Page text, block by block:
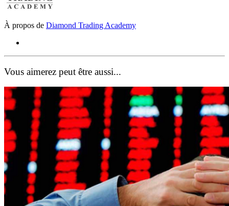
À propos de Diamond Trading Academy
Vous aimerez peut être aussi...